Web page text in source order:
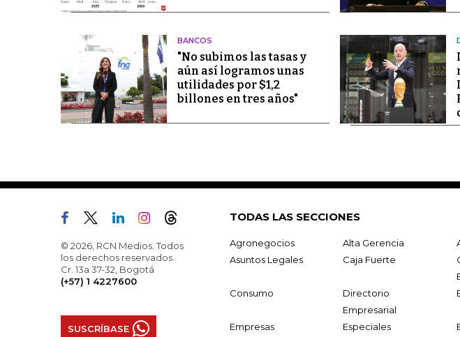
BANCOS
"No subimos las tasas y
aún así logramos unas
utilidades por $1,2
billones en tres años"
© 2026, RCN Medios. Todos
los derechos reservados.
Cr. 13a 37-32, Bogotá
(+57) 1 4227600
SUSCRÍBASE
TODAS LAS SECCIONES
Agronegocios Alta Gerencia
Asuntos Legales
Caja Fuerte
Consumo
Directorio
Empresarial
Empresas Especiales